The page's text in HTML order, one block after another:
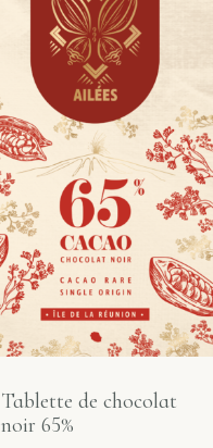
Tablette de chocolat
noir 65%